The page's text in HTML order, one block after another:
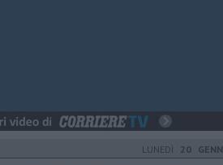
LUNEDÌ 20